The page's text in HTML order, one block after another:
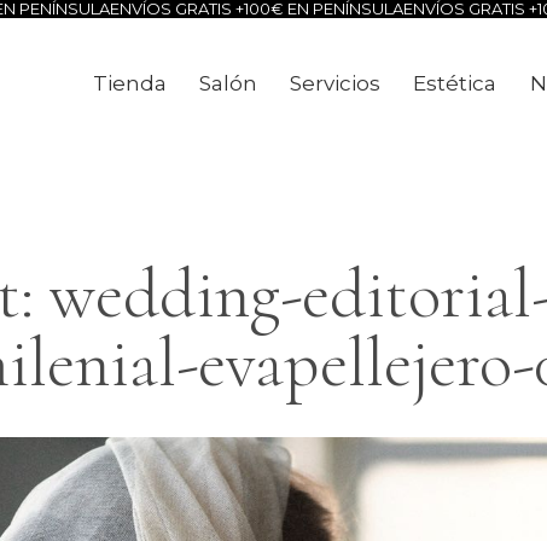
ENVÍOS GRATIS +100€ EN PENÍNSULAENVÍOS GRATIS
Tienda Salón Servicios Estética
wedding-
evapellejero-